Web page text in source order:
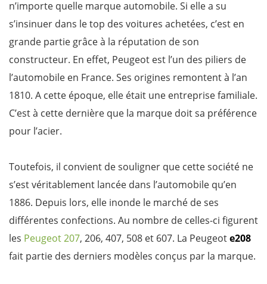
n’importe quelle marque automobile. Si elle a su
s’insinuer dans le top des voitures achetées, c’est en
grande partie grâce à la réputation de son
constructeur. En effet, Peugeot est l’un des piliers de
l’automobile en France. Ses origines remontent à l’an
1810. A cette époque, elle était une entreprise familiale.
C’est à cette dernière que la marque doit sa préférence
pour l’acier.
Toutefois, il convient de souligner que cette société ne
s’est véritablement lancée dans l’automobile qu’en
1886. Depuis lors, elle inonde le marché de ses
différentes confections. Au nombre de celles-ci figurent
les Peugeot 207, 206, 407, 508 et 607. La Peugeote208
fait partie des derniers modèles conçus par la marque.